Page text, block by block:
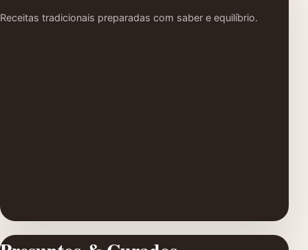
Receitas tradicionais preparadas com saber e equilíbrio.